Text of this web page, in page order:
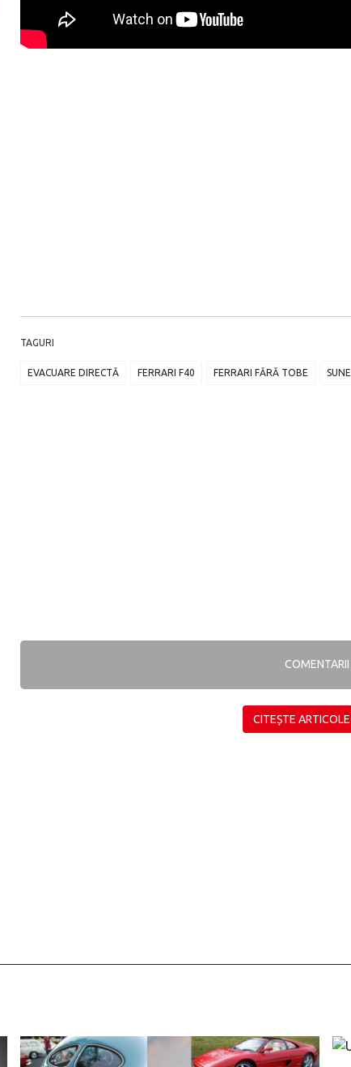
TAGURI
EVACUARE DIRECTĂ FERRARI F40 FERRARI FĂRĂ TOBE
COMENTARII
CITEȘTE
Dacă viața e „heavy duty”, măcar să-i ai alături pe ceiGAC AION vine